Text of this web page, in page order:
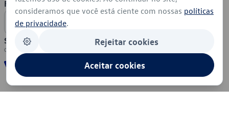
Formas de Pagamento
Segurança
consideramos que você está ciente com nossas políticas
de privacidade.
Rejeitar cookies
Aceitar cookies